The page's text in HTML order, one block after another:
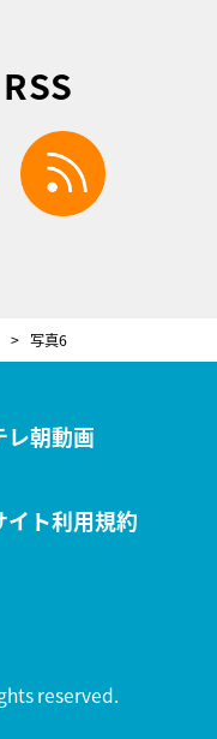
facebook
写真6
レ朝動画
イト利用規約
reserved.